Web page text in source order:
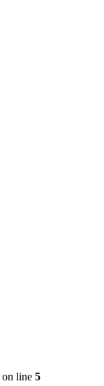
on line 5